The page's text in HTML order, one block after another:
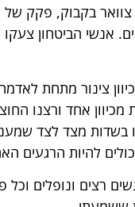
בקבוק, פקק של
אנשי הביטחון
צינור מתחת
אחד ורצנו
בשדות מצד לצד
להיות הרגעים
רצים ונופלים וכל